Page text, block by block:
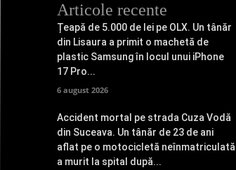
Articole recente
Țeapă de 5.000 de lei pe OLX. Un tânăr
din Lisaura a primit o machetă de
plastic Samsung în locul unui iPhone
17 Pro...
6 august 2026
Accident mortal pe strada Cuza Vodă
din Suceava. Un tânăr de 23 de ani
aflat pe o motocicletă neînmatriculată
a murit la spital după...